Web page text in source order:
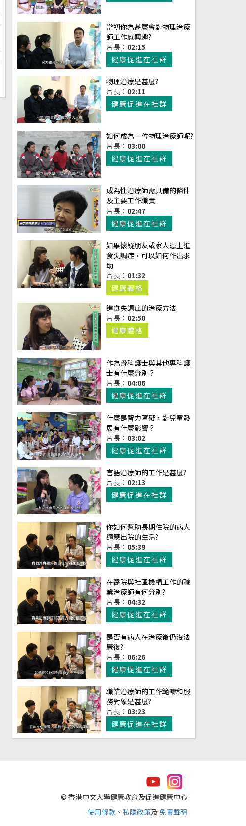
當初你為甚麼會對物理治療
師工作感興趣?
片長： 02:15
健康促進在社群
物理治療是甚麼?
片長： 02:11
健康促進在社群
如何成為一位物理治療師呢?
片長： 03:00
健康促進在社群
成為性治療師需具備的條件
及主要工作職責
片長： 02:47
健康促進在社群
如果懷疑朋友或家人患上進
食失調症，可以如何作出求
助
片長： 01:32
健康體格
進食失調症的治療方法
片長： 02:50
健康體格
作為骨科護士與其他專科護
士有什麼分別？
片長： 04:06
健康促進在社群
什麼是智力障礙，對兒童發
展有什麼影響？
片長： 03:02
健康促進在社群
言語治療師的工作是甚麼?
片長： 02:13
健康促進在社群
你如何幫助長期住院的病人
適應出院的生活?
片長： 05:39
健康促進在社群
在醫院與社區機構工作的職
業治療師有何分別?
片長： 04:32
健康促進在社群
是否有病人在治療後仍沒法
康復?
片長： 06:26
健康促進在社群
職業治療師的工作範疇和服
務對象是甚麼?
片長： 03:23
健康促進在社群
© 香港中文大學健康教育及促進健康中心
使用條款 、 私隱政策及免責聲明